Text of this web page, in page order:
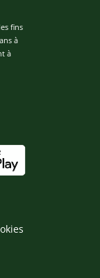
fins
à
à